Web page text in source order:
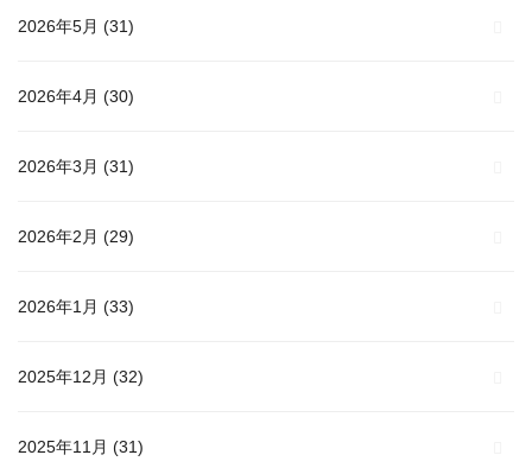
2026年5月 (31)
2026年4月 (30)
2026年3月 (31)
2026年2月 (29)
2026年1月 (33)
2025年12月 (32)
2025年11月 (31)